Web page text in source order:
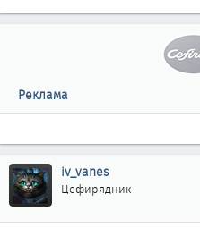
Реклама
iv_vanes
Цефирядник